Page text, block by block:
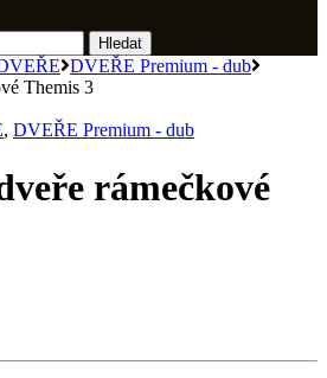
Hledat
DVEŘE Premium - dub
Themis 3
, DVEŘE Premium - dub
rámečkové